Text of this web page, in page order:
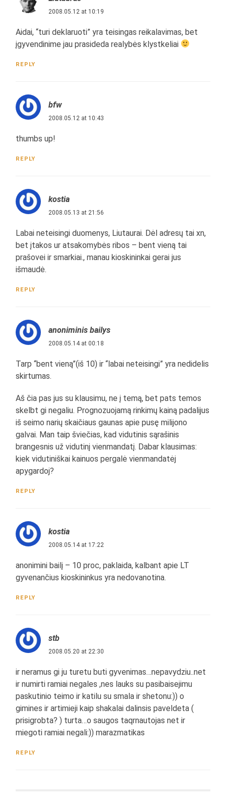
2008.05.12 at 10:19
Aidai, “turi deklaruoti” yra teisingas reikalavimas, bet
įgyvendinime jau prasideda realybės klystkeliai
REPLY
bfw
2008.05.12 at 10:43
thumbs up!
REPLY
kostia
2008.05.13 at 21:56
Labai neteisingi duomenys, Liutaurai. Dėl adresų tai xn,
bet įtakos ur atsakomybės ribos – bent vieną tai
prašovei ir smarkiai., manau kioskininkai gerai jus
išmaudė.
REPLY
anoniminis bailys
2008.05.14 at 00:18
Tarp “bent vieną”(iš 10) ir “labai neteisingi” yra nedidelis
skirtumas.
Aš čia pas jus su klausimu, ne į temą, bet pats temos
skelbt gi negaliu. Prognozuojamą rinkimų kainą padalijus
iš seimo narių skaičiaus gaunas apie pusę milijono
galvai. Man taip šviečias, kad vidutinis sąrašinis
brangesnis už vidutinį vienmandatį. Dabar klausimas:
kiek vidutiniškai kainuos pergalė vienmandatėj
apygardoj?
REPLY
kostia
2008.05.14 at 17:22
anonimini bailį – 10 proc, paklaida, kalbant apie LT
gyvenančius kioskininkus yra nedovanotina.
REPLY
stb
2008.05.20 at 22:30
ir neramus gi ju turetu buti gyvenimas…nepavydziu..net
ir numirti ramiai negales ,nes lauks su pasibaisejimu
paskutinio teimo ir katilu su smala ir shetonu:)) o
gimines ir artimieji kaip shakalai dalinsis paveldeta (
prisigrobta? ) turta…o saugos taqrnautojas net ir
miegoti ramiai negali:)) marazmatikas
REPLY